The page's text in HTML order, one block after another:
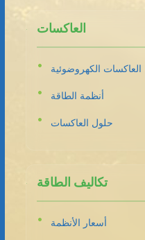
العاكسات
العاكسات الكهروضوئية
أنظمة الطاقة
حلول العاكسات
تكاليف الطاقة
أسعار الأنظمة